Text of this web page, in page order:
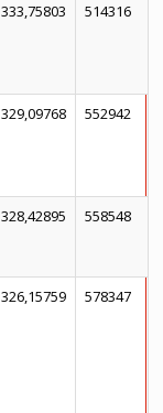
333,75803 514316
329,09768 552942
328,42895 558548
326,15759 578347